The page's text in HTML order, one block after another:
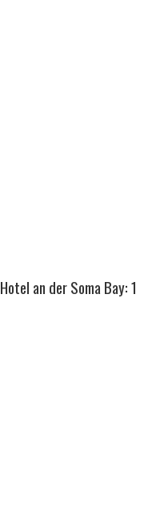
an der Soma Bay: 1